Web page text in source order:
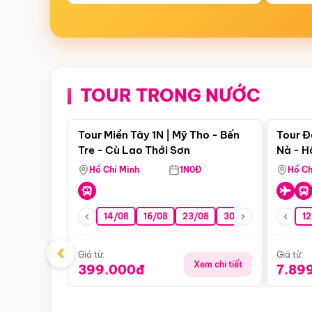
TOUR TRONG NƯỚC
Điểm nổi bật
Tour Miền Tây 1N | Mỹ Tho - Bến
Tre - Cù Lao Thới Sơn
Hồ Chí Minh 1N0Đ
14/08 16/08 23/08 30/08 06/09
Giá từ:
399.000đ Xem chi tiết
Tour
Nà -
Nha
Hồ
Giá từ:
‹